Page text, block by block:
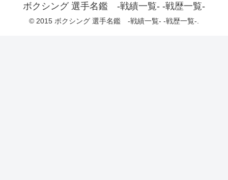
ボクシング 選手名鑑 -戦績一覧- -戦歴一覧-
© 2015 ボクシング 選手名鑑 -戦績一覧- -戦歴一覧-.